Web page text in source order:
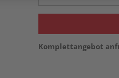
Komplettangebot